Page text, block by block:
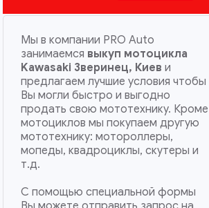
Мы в компании PRO Auto
занимаемся выкуп мотоцикла
Kawasaki Зверинец, Киев и
предлагаем лучшие условия чтобы
Вы могли быстро и выгодно
продать свою мототехнику. Кроме
мотоциклов мы покупаем другую
мототехнику: мотороллеры,
мопеды, квадроциклы, скутеры и
т.д.
С помощью специальной формы